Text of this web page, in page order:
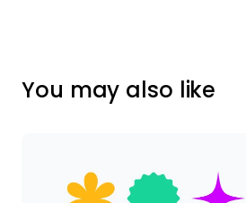
You may also like